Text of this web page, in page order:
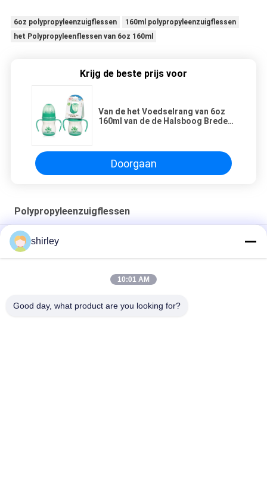
6oz polypropyleenzuigflessen
160ml polypropyleenzuigflessen
het Polypropyleenflessen van 6oz 160ml
Krijg de beste prijs voor
Van de het Voedselrang van 6oz
160ml van de de Halsboog Brede
Doorgaan
Polypropyleenzuigflessen
Fabriek 8oz standaard voedingsfles 3pcs in een set Slow Flow
Anti Colic melkfles
shirley
10:01 AM
Good day, what product are you looking for?